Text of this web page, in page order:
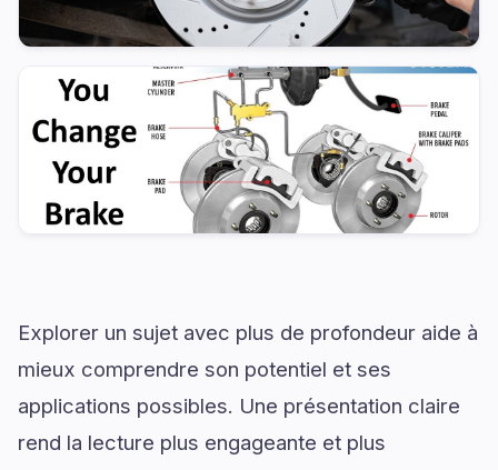
Explorer un sujet avec plus de profondeur aide à
mieux comprendre son potentiel et ses
applications possibles. Une présentation claire
rend la lecture plus engageante et plus